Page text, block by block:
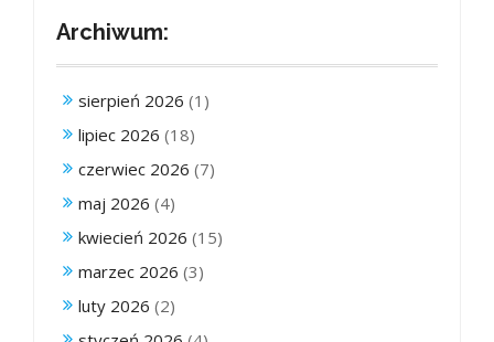
Archiwum:
sierpień 2026 (1)
lipiec 2026 (18)
czerwiec 2026 (7)
maj 2026 (4)
kwiecień 2026 (15)
marzec 2026 (3)
luty 2026 (2)